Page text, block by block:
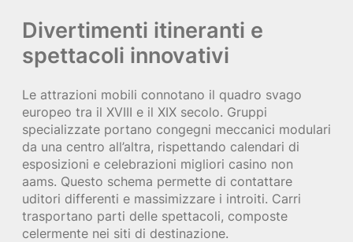
Divertimenti itineranti e
spettacoli innovativi
Le attrazioni mobili connotano il quadro svago
europeo tra il XVIII e il XIX secolo. Gruppi
specializzate portano congegni meccanici modulari
da una centro all’altra, rispettando calendari di
esposizioni e celebrazioni migliori casino non
aams. Questo schema permette di contattare
uditori differenti e massimizzare i introiti. Carri
trasportano parti delle spettacoli, composte
celermente nei siti di destinazione.